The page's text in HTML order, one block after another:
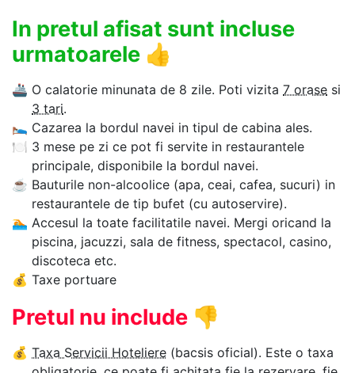
In pretul afisat sunt incluse
urmatoarele 👍
🚢 O calatorie minunata de 8 zile. Poti vizita 7 orase si
3 tari.
🛌 Cazarea la bordul navei in tipul de cabina ales.
🍽 3 mese pe zi ce pot fi servite in restaurantele
principale, disponibile la bordul navei.
☕ Bauturile non-alcoolice (apa, ceai, cafea, sucuri) in
restaurantele de tip bufet (cu autoservire).
🏊‍ Accesul la toate facilitatile navei. Mergi oricand la
piscina, jacuzzi, sala de fitness, spectacol, casino,
discoteca etc.
💰 Taxe portuare
Pretul nu include 👎
💰 Taxa Servicii Hoteliere (bacsis oficial). Este o taxa